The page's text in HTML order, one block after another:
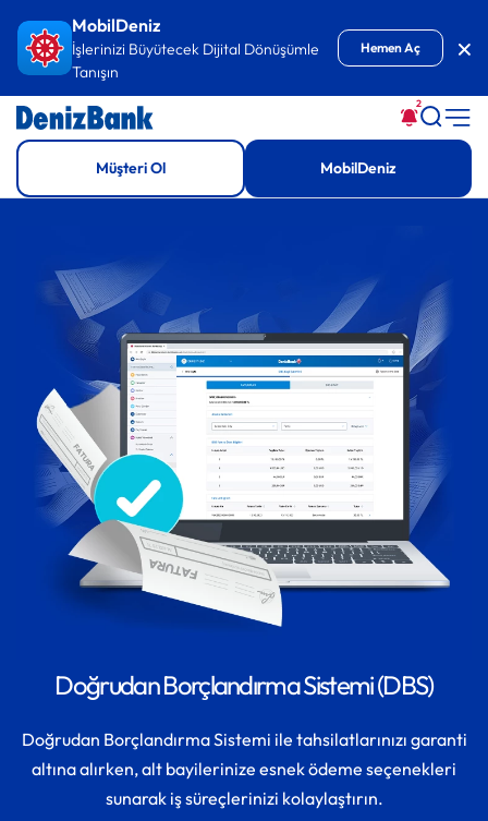
MobilDeniz
İşlerinizi Büyütecek Dijital Dönüşümle
Tanışın
Hemen Aç
2
Müşteri Ol MobilDeniz
Doğrudan Borçlandırma Sistemi (DBS)
Doğrudan Borçlandırma Sistemi ile tahsilatlarınızı garanti
altına alırken, alt bayilerinize esnek ödeme seçenekleri
sunarak iş süreçlerinizi kolaylaştırın.